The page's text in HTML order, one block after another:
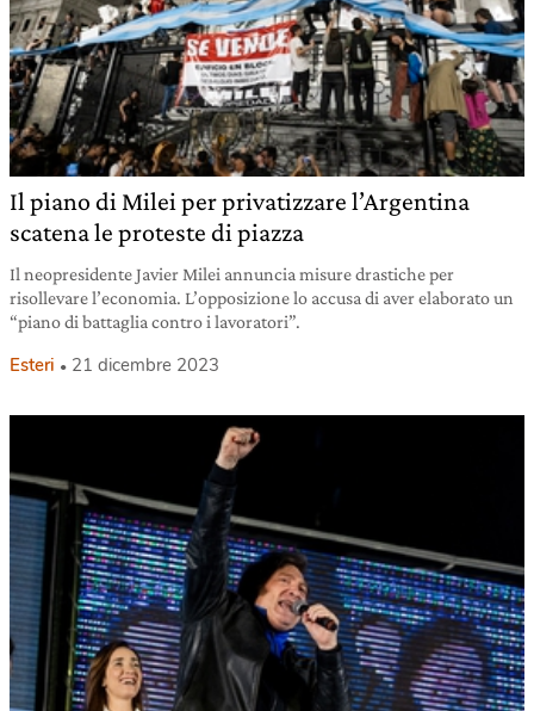
Il piano di Milei per privatizzare l’Argentina
scatena le proteste di piazza
Il neopresidente Javier Milei annuncia misure drastiche per
risollevare l’economia. L’opposizione lo accusa di aver elaborato un
“piano di battaglia contro i lavoratori”.
Esteri 21 dicembre 2023